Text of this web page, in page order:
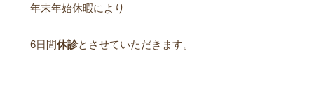
年末年始休暇により
6日間休診とさせていただきます。